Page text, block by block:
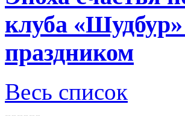
клуба
праздником
Весь список